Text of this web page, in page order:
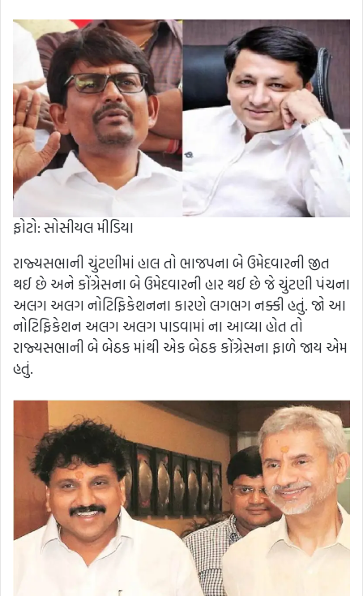
ફોટો: સોસીયલ મીડિયા
રાજ્યસભાની ચુંટણીમાં હાલ તો ભાજપના બે ઉમેદવારની જીત
થઈ છે અને કોંગ્રેસના બે ઉમેદવારની હાર થઈ છે જે ચુંટણી પંચના
અલગ અલગ નોટિફિકેશનના કારણે લગભગ નક્કી હતું. જો આ
નોટિફિકેશન અલગ અલગ પાડવામાં ના આવ્યા હોત તો
રાજ્યસભાની બે બેઠક માંથી એક બેઠક કોંગ્રેસના ફાળે જાય એમ
હતું.